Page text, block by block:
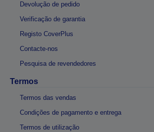
Devolução de pedido
Verificação de garantia
Registo CoverPlus
Contacte-nos
Pesquisa de revendedores
Termos
Termos das vendas
Condições de pagamento e entrega
Termos de utilização